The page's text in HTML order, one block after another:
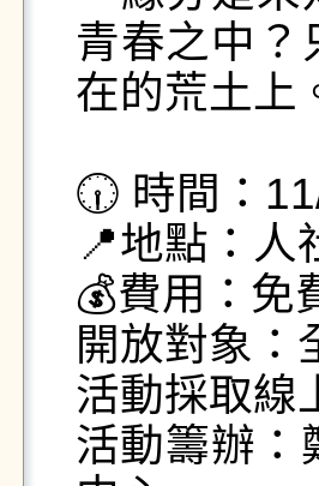
青春之中？
在的荒土上
🕡 時間：
📍地點：人
💰費用：免
開放對象：
活動採取線
活動籌辦：